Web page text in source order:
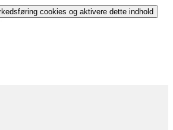
cookies og aktivere dette indhold